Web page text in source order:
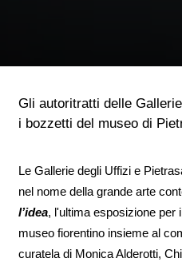
Gli autoritratti delle
i bozzetti del museo di
Le Gallerie degli Uffizi e
nel nome della grande arte
l’idea, l'ultima esposizione per
museo fiorentino insieme al
curatela di Monica Alderotti,